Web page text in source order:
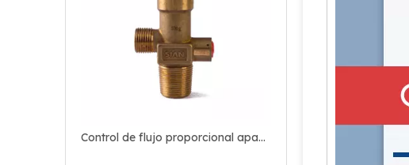
Control de flujo proporcional apagado Válvula de cilindro de gas refrigerante industrial